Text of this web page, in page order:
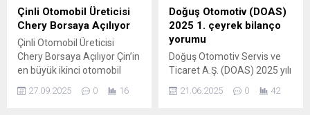
Abrakadabra Oyun
Teknolojileri A.Ş.'ye… Haberi
Oku Kaynak: Google News
görürken en düşük
10.943,54 puanı gördü.
İstanbul Borsası’nda bugün;
en çok işlem gören hisseler
THYAO...
Çinli Otomobil Üreticisi
Chery Borsaya Açılıyor
Çinli Otomobil Üreticisi
Chery Borsaya Açılıyor Çin’in
en büyük ikinci otomobil
otomobil
27.09.2025 0 16
Doğuş Otomotiv (DOAS)
2025 1. çeyrek bilanço
yorumu
Doğuş Otomotiv Servis ve
Ticaret A.Ş. (DOAS) 2025 yılı
kamuya açıklandı. Bilanço
21.06.2025 0 42